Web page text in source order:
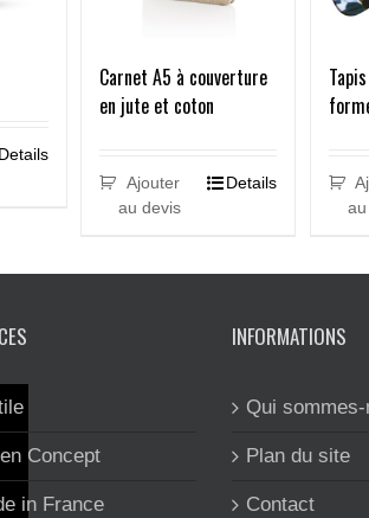
Details
Carnet A5 à couverture
en jute et coton
Ajouter
au devis
Details
Concept
in France
INFORMATIONS
Qui
Plan du site
Contact